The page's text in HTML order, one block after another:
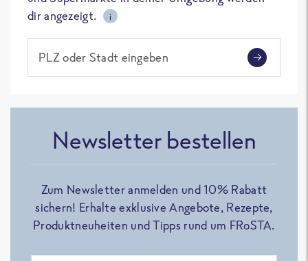
dir angezeigt.
i
PLZ oder Stadt eingeben
Newsletter bestellen
Zum Newsletter anmelden und 10% Rabatt
sichern! Erhalte exklusive Angebote, Rezepte,
Produktneuheiten und Tipps rund um FRoSTA.